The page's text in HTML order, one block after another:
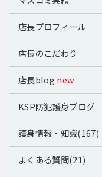
店長プロフィール
店長のこだわり
店長blog new
KSP防犯護身ブログ
護身情報・知識(167)
よくある質問(21)